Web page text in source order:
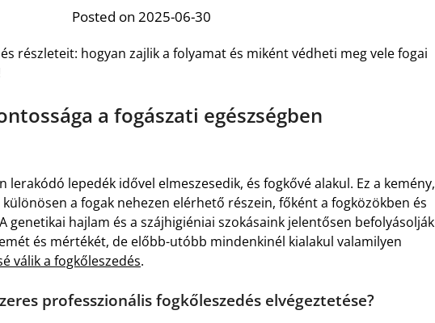
Posted on 2025-06-30
részleteit: hogyan zajlik a folyamat és miként védheti meg vele fogai
a fogászati egészségben
lerakódó lepedék idővel elmeszesedik, és fogkővé alakul. Ez a kemény,
a fogak nehezen elérhető részein, főként a fogközökben és
genetikai hajlam és a szájhigiéniai szokásaink jelentősen befolyásolják
és mértékét, de előbb-utóbb mindenkinél kialakul valamilyen
válik a fogkőleszedés.
professzionális fogkőleszedés elvégeztetése?